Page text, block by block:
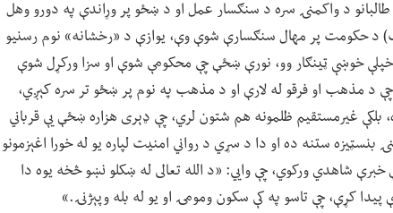
د واکمنۍ سره د سنګسار عمل او د ښځو پر وړاندې په دورو وهل
حکومت پر مهال سنګسارې شوې وې، یوازې د «رخشانه» نوم رسنیو
خپلې خوښې ټینګار وو، نورې ښځې چې محکومې شوې او سزا ورکړل شوې
د مذهب او فرقو له لارې او د مذهب په نوم پر ښځو تر سره کېږي،
غیرمستقیم ظلمونه هم شتون لري، چې ډېری هزاره ښځې یې قرباني
ستنه ده او دا د سړي د رواني امنیت لپاره یو له خورا اغېزمونو
د روم سورت ۲۱ آیت هم د دې خبرې شاهدي ورکوي، چې وايي: «د الله تعالی له ښکلو نښو څخه یوه دا
کړې، چې تاسو په کې سکون ومومۍ او یو له بله وپېژنۍ.»